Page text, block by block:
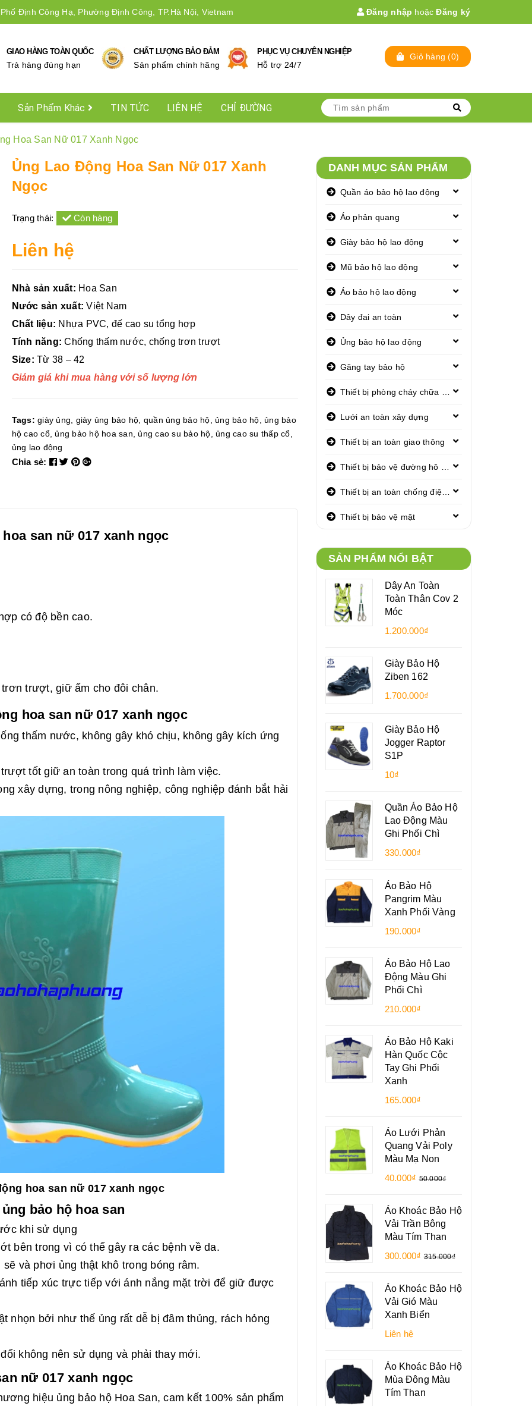
Định Công Hạ, Phường Định Công, TP.Hà Nội, Vietnam Đăng nhập hoặc Đăng ký
GIAO HÀNG TOÀN QUỐC
Trả hàng đúng hạn
CHẤT LƯỢNG BẢO ĐẢM
Sản phẩm chính hãng
PHỤC VỤ CHUYÊN NGHIỆP
Hỗ trợ 24/7
Giỏ hàng (0)
Sản Phẩm Khác TIN TỨC LIÊN HỆ CHỈ ĐƯỜNG
Hoa San Nữ 017 Xanh Ngọc
Ủng Lao Động Hoa San Nữ 017 Xanh
Ngọc
Trạng thái: Còn hàng
Liên hệ
Nhà sản xuất: Hoa San
Nước sản xuất: Việt Nam
Chất liệu: Nhựa PVC, đế cao su tổng hợp
Tính năng: Chống thấm nước, chống trơn trượt
Size: Từ 38 – 42
Giảm giá khi mua hàng với số lượng lớn
Tags:giày ủng giày ủng bảo hộ quần ủng bảo hộ ,ủng bảo hộ ,ủng bảo
hộ cao cổ,ủng bảo hộ hoa san ,ủng cao su bảo hộ ,ủng cao su thấp cổ
ủng lao động
Chia sẻ:
san nữ 017 xanh ngọc
có độ bền cao.
trượt, giữ ấm cho đôi chân.
hoa san nữ 017 xanh ngọc
thấm nước, không gây khó chịu, không gây kích ứng
tốt giữ an toàn trong quá trình làm việc.
xây dựng, trong nông nghiệp, công nghiệp đánh bắt hải
hoa san nữ 017 xanh ngọc
bảo hộ hoa san
khi sử dụng
bên trong vì có thể gây ra các bệnh về da.
và phơi ủng thật khô trong bóng râm.
tiếp xúc trực tiếp với ánh nắng mặt trời để giữ được
nhọn bởi như thế ủng rất dễ bị đâm thủng, rách hỏng
không nên sử dụng và phải thay mới.
nữ 017 xanh ngọc
hiệu ủng bảo hộ Hoa San, cam kết 100% sản phẩm
DANH MỤC SẢN PHẨM
Quần áo bảo hộ lao động
Áo phản quang
Giày bảo hộ lao động
Mũ bảo hộ lao động
Áo bảo hộ lao động
Dây đai an toàn
Ủng bảo hộ lao động
Găng tay bảo hộ
Lưới an toàn xây dựng
Thiết bị an toàn giao thông
Thiết bị bảo vệ mặt
SẢN PHẨM NỔI BẬT
Dây An Toàn
Toàn Thân Cov 2
Móc
1.200.000₫
Giày Bảo Hộ
Ziben 162
1.700.000₫
Giày Bảo Hộ
Jogger Raptor
S1P
10₫
Quần Áo Bảo Hộ
Lao Động Màu
Ghi Phối Chì
330.000₫
Áo Bảo Hộ
Pangrim Màu
Xanh Phối Vàng
190.000₫
Áo Bảo Hộ Lao
Động Màu Ghi
Phối Chì
210.000₫
Áo Bảo Hộ Kaki
Hàn Quốc Cộc
Tay Ghi Phối
Xanh
165.000₫
Áo Lưới Phản
Quang Vải Poly
Màu Mạ Non
40.000₫ 50.000₫
Áo Khoác Bảo Hộ
Vải Trần Bông
Màu Tím Than
300.000₫ 315.000₫
Áo Khoác Bảo Hộ
Vải Gió Màu
Xanh Biển
Liên hệ
Áo Khoác Bảo Hộ
Mùa Đông Màu
Tím Than